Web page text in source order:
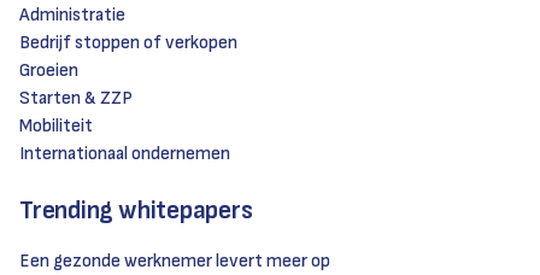
Administratie
Bedrijf stoppen of verkopen
Groeien
Starten & ZZP
Mobiliteit
Internationaal ondernemen
Trending whitepapers
Een gezonde werknemer levert meer op